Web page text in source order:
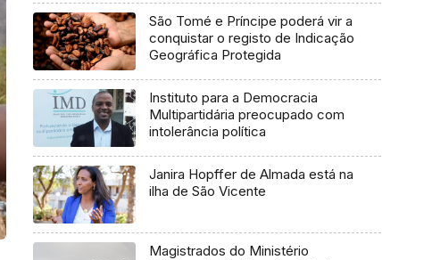
São Tomé e Príncipe poderá vir a
conquistar o registo de Indicação
Geográfica Protegida
Instituto para a Democracia
Multipartidária preocupado com
intolerância política
Janira Hopffer de Almada está na
ilha de São Vicente
Magistrados do Ministério